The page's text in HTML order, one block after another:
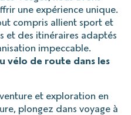
de cols ou en cas de
tours de cou, et
plus fraîches.
une expérience unique.
compris allient sport et
et des itinéraires adaptés
impeccable.
vélo de route dans les
et exploration en
plongez dans voyage à